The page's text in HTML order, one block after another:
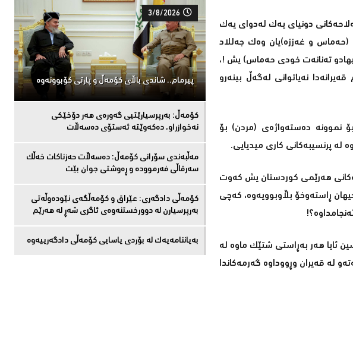
دونیای یه‌ك له‌دوای یه‌ك
(حه‌ماس و غه‌ززه‌)یان وه‌ك جه‌للاد
ته‌نانه‌ت خودی حه‌ماس) یش !،
نه‌یاتوانی له‌گه‌ڵ بینه‌رو
بۆ نموونه‌ ده‌سته‌واژه‌ی (مردن) بۆ
له‌ پرنسیبه‌كانی كاری میدیایی.
هه‌رێمی كوردستان یش كه‌وت
جیهان ڕاسته‌وخۆ بڵاوبوویه‌وه‌، كه‌چی
ئایا هه‌ر به‌ڕاستی شتێك ماوه‌ له‌
له‌ قه‌یران وڕووداوه‌ گه‌رمه‌كاندا
3/8/2026
پیرمام.. شاندی باڵای كۆمه‌ڵ و پارتی كۆبوونه‌وه‌
كۆمەڵ: بەرپرسیارێتیی گەورەی هەر دۆخێکی
نەخوازراو، دەكەوێتە ئەستۆی دەسەڵات
مەڵبەندى سۆرانى کۆمەڵ: دەسەڵات حەزناکات خەڵک
سەرقاڵى فەرموودە و ڕەوشتى جوان بێت
کۆمەڵى دادگەرى: عێراق و كۆمەڵگەی نێودەوڵەتی
بەرپرسیارن لە دوورخستنەوەى ئاگری شەڕ لە هەرێم
بەیاننامەیەک لە بۆردی یاسایی کۆمەڵی دادگەرییەوە